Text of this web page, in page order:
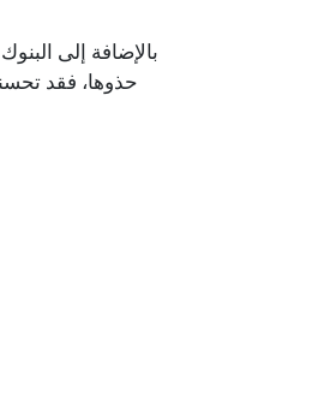
حذوها، فقد